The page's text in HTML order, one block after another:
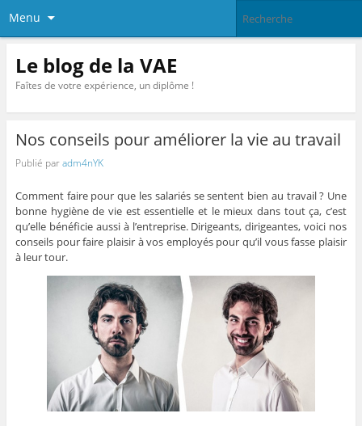
Menu
Le blog de la VAE
Faîtes de votre expérience, un diplôme !
Nos conseils pour améliorer la vie au travail
Publié paradm4nYK
Comment faire pour que les salariés se sentent bien au travail ? Une
bonne hygiène de vie est essentielle et le mieux dans tout ça, c’est
qu’elle bénéficie aussi à l’entreprise. Dirigeants, dirigeantes, voici nos
conseils pour faire plaisir à vos employés pour qu’il vous fasse plaisir
à leur tour.